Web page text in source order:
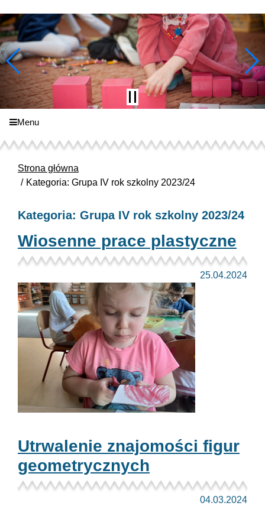
Menu
Strona główna
Kategoria: Grupa IV rok szkolny 2023/24
Kategoria: Grupa IV rok szkolny 2023/24
Wiosenne prace plastyczne
25.04.2024
Utrwalenie znajomości figur
geometrycznych
04.03.2024